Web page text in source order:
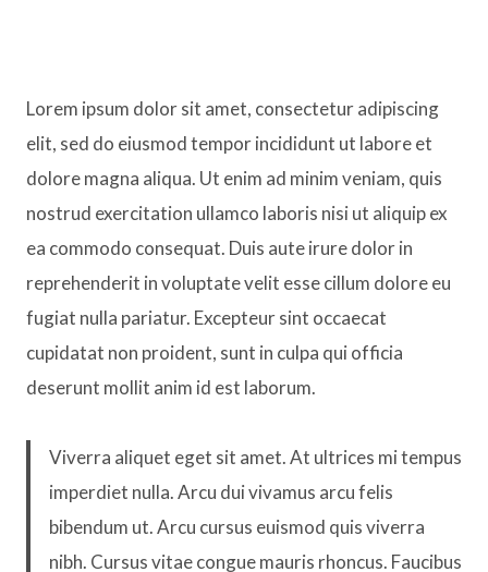
Lorem ipsum dolor sit amet, consectetur adipiscing
elit, sed do eiusmod tempor incididunt ut labore et
dolore magna aliqua. Ut enim ad minim veniam, quis
nostrud exercitation ullamco laboris nisi ut aliquip ex
ea commodo consequat. Duis aute irure dolor in
reprehenderit in voluptate velit esse cillum dolore eu
fugiat nulla pariatur. Excepteur sint occaecat
cupidatat non proident, sunt in culpa qui officia
deserunt mollit anim id est laborum.
Viverra aliquet eget sit amet. At ultrices mi tempus
imperdiet nulla. Arcu dui vivamus arcu felis
bibendum ut. Arcu cursus euismod quis viverra
nibh. Cursus vitae congue mauris rhoncus. Faucibus